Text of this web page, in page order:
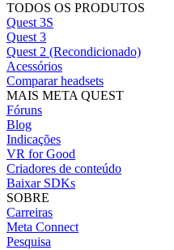
TODOS OS PRODUTOS
Quest 3S
Quest 3
Quest 2 (Recondicionado)
Acessórios
Comparar headsets
MAIS META QUEST
Fóruns
Blog
Indicações
VR for Good
Criadores de conteúdo
Baixar SDKs
SOBRE
Carreiras
Meta Connect
Pesquisa